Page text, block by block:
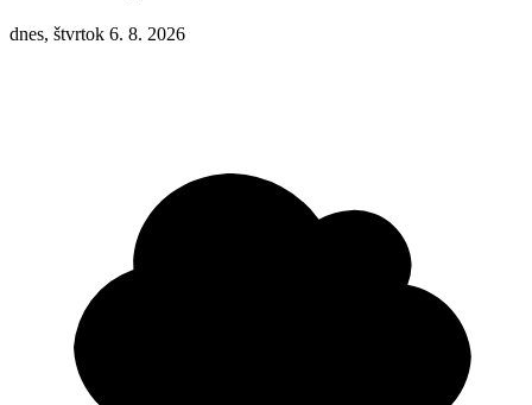
dnes, štvrtok 6. 8. 2026